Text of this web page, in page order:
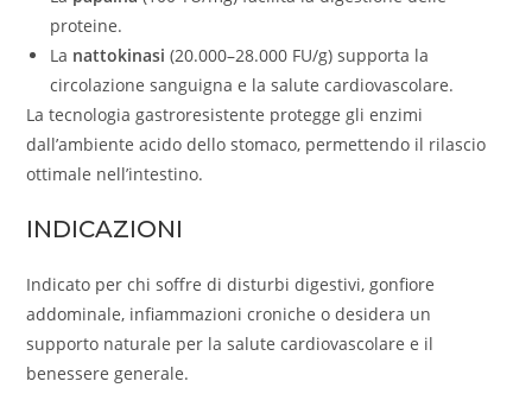
proteine.
La nattokinasi (20.000–28.000 FU/g) supporta la
circolazione sanguigna e la salute cardiovascolare.
La tecnologia gastroresistente protegge gli enzimi
dall’ambiente acido dello stomaco, permettendo il rilascio
ottimale nell’intestino.
INDICAZIONI
Indicato per chi soffre di disturbi digestivi, gonfiore
addominale, infiammazioni croniche o desidera un
supporto naturale per la salute cardiovascolare e il
benessere generale.